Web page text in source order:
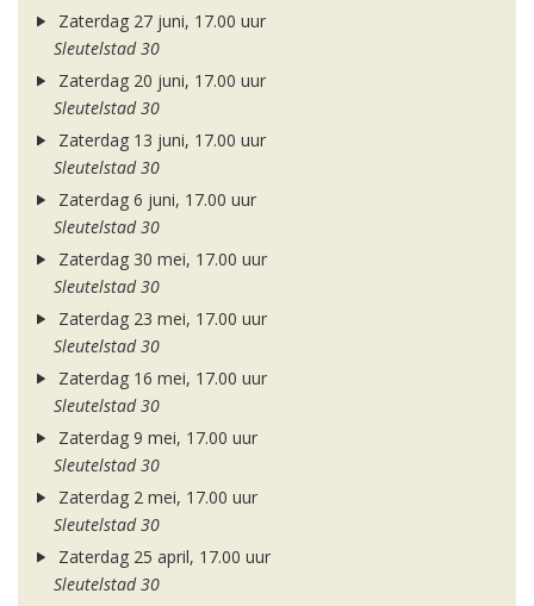
Zaterdag 27 juni, 17.00 uur
Sleutelstad 30
Zaterdag 20 juni, 17.00 uur
Sleutelstad 30
Zaterdag 13 juni, 17.00 uur
Sleutelstad 30
Zaterdag 6 juni, 17.00 uur
Sleutelstad 30
Zaterdag 30 mei, 17.00 uur
Sleutelstad 30
Zaterdag 23 mei, 17.00 uur
Sleutelstad 30
Zaterdag 16 mei, 17.00 uur
Sleutelstad 30
Zaterdag 9 mei, 17.00 uur
Sleutelstad 30
Zaterdag 2 mei, 17.00 uur
Sleutelstad 30
Zaterdag 25 april, 17.00 uur
Sleutelstad 30